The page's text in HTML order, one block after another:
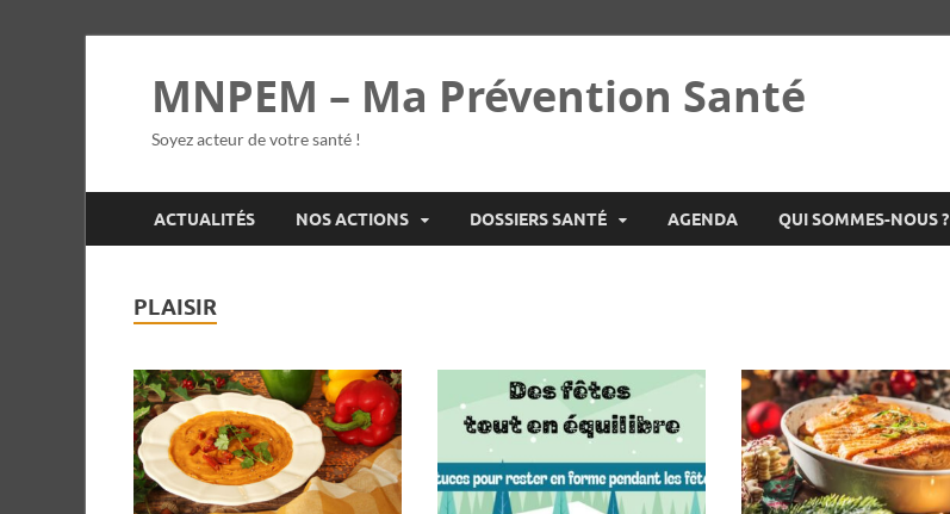
MNPEM – Ma Prévention Santé
Soyez acteur de votre santé !
ACTUALITÉS NOS ACTIONS DOSSIERS SANTÉ AGENDA QUI SOMMES-NOUS ?
PLAISIR